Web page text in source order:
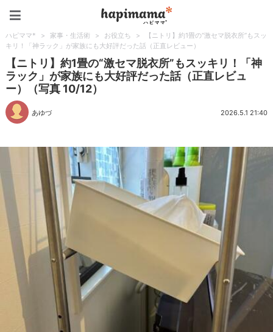
ハピママ* > 家事・生活術 > お役立ち >
【ニトリ】約1畳の“激セマ脱衣所”もスッ
キリ！「神ラック」が家族にも大好評だった話（正直レビュー）
【ニトリ】約1畳の“激セマ脱衣所”もスッキリ！「神
ラック」が家族にも大好評だった話（正直レビュ
ー）（写真 10/12）
あゆづ 2026.5.1 21:40